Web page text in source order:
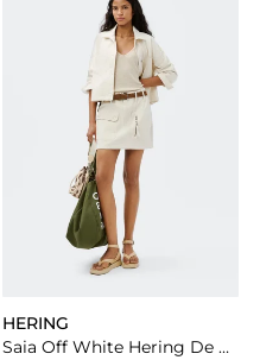
HERING
Saia Off White Hering De Sarja Cargo Estonada